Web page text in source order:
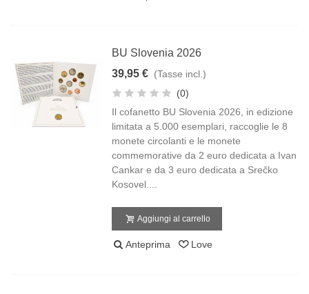
BU Slovenia 2026
39,95 € (Tasse incl.)
(0)
Il cofanetto BU Slovenia 2026, in edizione
limitata a 5.000 esemplari, raccoglie le 8
monete circolanti e le monete
commemorative da 2 euro dedicata a Ivan
Cankar e da 3 euro dedicata a Srečko
Kosovel....
Aggiungi al carrello
Anteprima Love